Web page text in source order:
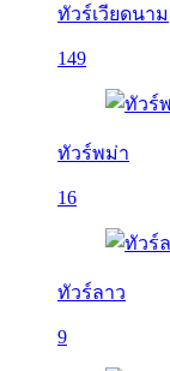
ทัวร์เวียดนาม
149
ทัวร์พม่า
16
ทัวร์ลาว
9